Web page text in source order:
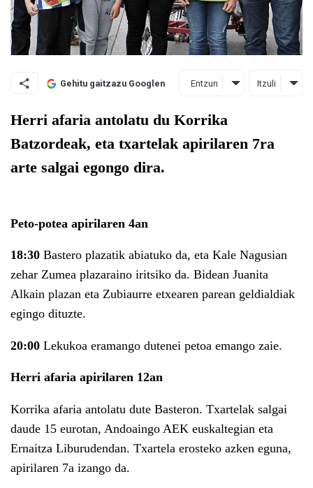
Gehitu gaitzazu Googlen Entzun Itzuli
Herri afaria antolatu du Korrika
Batzordeak, eta txartelak apirilaren 7ra
arte salgai egongo dira.
Peto-potea apirilaren 4an
18:30 Bastero plazatik abiatuko da, eta Kale Nagusian
zehar Zumea plazaraino iritsiko da. Bidean Juanita
Alkain plazan eta Zubiaurre etxearen parean geldialdiak
egingo dituzte.
20:00 Lekukoa eramango dutenei petoa emango zaie.
Herri afaria apirilaren 12an
Korrika afaria antolatu dute Basteron. Txartelak salgai
daude 15 eurotan, Andoaingo AEK euskaltegian eta
Ernaitza Liburudendan. Txartela erosteko azken eguna,
apirilaren 7a izango da.